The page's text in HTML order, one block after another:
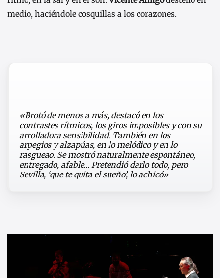
medio, haciéndole cosquillas a los corazones.
«Brotó de menos a más, destacó en los
contrastes rítmicos, los giros imposibles y con su
arrolladora sensibilidad. También en los
arpegios y alzapúas, en lo melódico y en lo
rasgueao. Se mostró naturalmente espontáneo,
entregado, afable… Pretendió darlo todo, pero
Sevilla, ‘que te quita el sueño’, lo achicó»